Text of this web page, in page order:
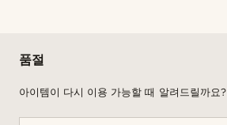
품절
아이템이 다시 이용 가능할 때 알려드릴까요?